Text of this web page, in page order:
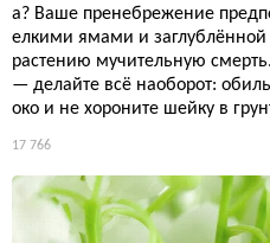
а? Ваше пренебрежение
елкими ямами и заглублённой
растению мучительную
— делайте всё наоборот:
око и не хороните шейку в
17 766